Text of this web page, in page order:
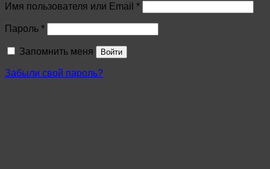
Имя пользователя или Email *
Пароль *
Запомнить меня Войти
Забыли свой пароль?